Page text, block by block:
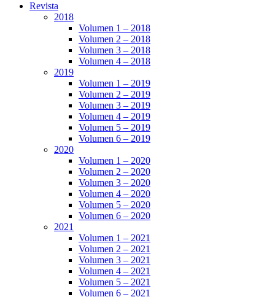
Revista
2018
Volumen 1 – 2018
Volumen 2 – 2018
Volumen 3 – 2018
Volumen 4 – 2018
2019
Volumen 1 – 2019
Volumen 2 – 2019
Volumen 3 – 2019
Volumen 4 – 2019
Volumen 5 – 2019
Volumen 6 – 2019
2020
Volumen 1 – 2020
Volumen 2 – 2020
Volumen 3 – 2020
Volumen 4 – 2020
Volumen 5 – 2020
Volumen 6 – 2020
2021
Volumen 1 – 2021
Volumen 2 – 2021
Volumen 3 – 2021
Volumen 4 – 2021
Volumen 5 – 2021
Volumen 6 – 2021